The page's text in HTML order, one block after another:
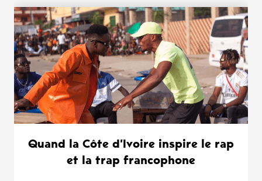
WANT MORE ?
Quand la Côte d’Ivoire inspire le rap
et la trap francophone